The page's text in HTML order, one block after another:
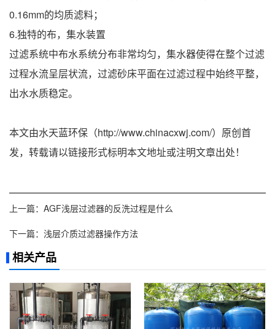
0.16mm的均质滤料；
6.独特的布，集水装置
过滤系统中布水系统分布非常均匀，集水器使得在整个过滤
过程水流呈层状流，过滤砂床平面在过滤过程中始终平整，
出水水质稳定。
本文由水天蓝环保（http://www.chinacxwj.com/）原创首
发，转载请以链接形式标明本文地址或注明文章出处！
上一篇： AGF浅层过滤器的反洗过程是什么
下一篇： 浅层介质过滤器操作方法
相关产品